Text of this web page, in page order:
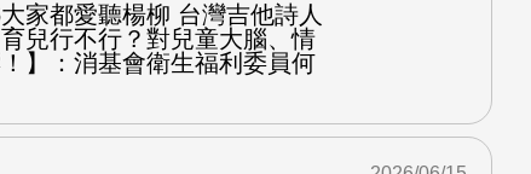
家都愛聽楊柳 台灣吉他詩人
兒行不行？對兒童大腦、情
】：消基會衛生福利委員何